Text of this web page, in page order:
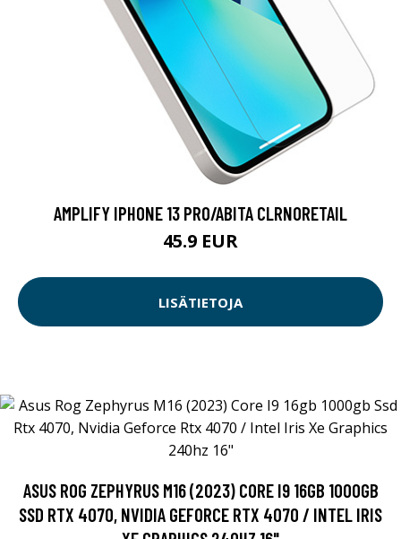
AMPLIFY IPHONE 13 PRO/ABITA CLRNORETAIL
45.9 EUR
LISÄTIETOJA
ASUS ROG ZEPHYRUS M16 (2023) CORE I9 16GB 1000GB
SSD RTX 4070, NVIDIA GEFORCE RTX 4070 / INTEL IRIS